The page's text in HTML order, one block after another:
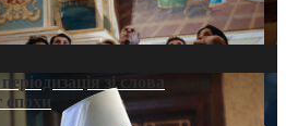
зі слова
епохи